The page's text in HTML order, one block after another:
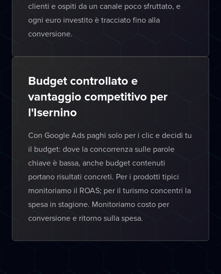
clienti e ospiti da un canale poco sfruttato, e
ogni euro investito è tracciato fino alla
conversione.
Budget controllato e
vantaggio competitivo per
l'Isernino
Con Google Ads paghi solo per i clic e decidi tu
il budget: dove la concorrenza sulle parole
chiave è bassa, anche budget contenuti
portano risultati concreti. Per i prodotti tipici
monitoriamo il ROAS; per il turismo concentri la
spesa in stagione. Monitoriamo costo per
conversione e ritorno sulla spesa.